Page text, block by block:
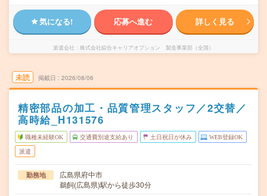
気になる! 応募へ進む 詳しく見る
派遣会社 株式会社綜合キャリアオプション 製造事業部（全国）
未読 掲載日 2026/08/06
精密部品の加工・品質管理スタッフ／2交替／
高時給_H131576
職種未経験OK 交通費別途支給あり 土日祝日が休み WEB登録OK
派遣
勤務地
広島県府中市
鵜飼(広島県)駅から徒歩30分